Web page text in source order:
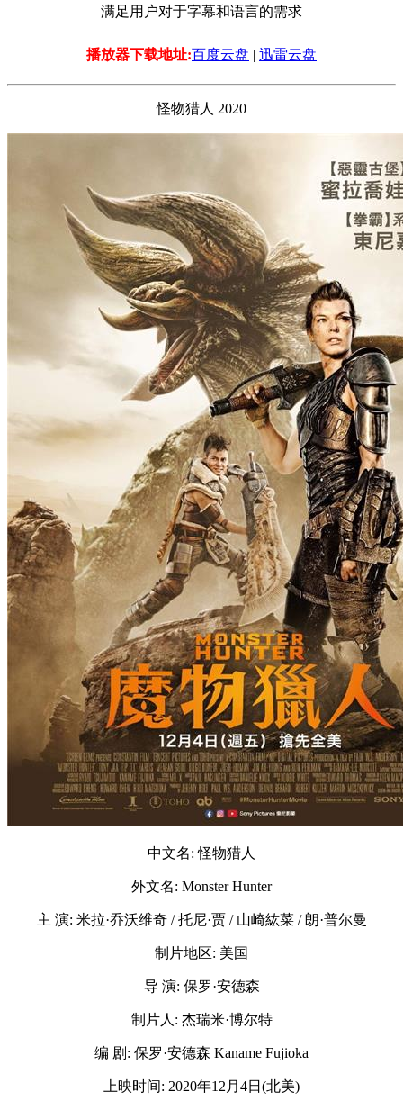
满足用户对于字幕和语言的需求
播放器下载地址:百度云盘 | 迅雷云盘
怪物猎人 2020
中文名: 怪物猎人
外文名: Monster Hunter
主 演: 米拉·乔沃维奇 / 托尼·贾 / 山崎紘菜 / 朗·普尔曼
制片地区: 美国
导 演: 保罗·安德森
制片人: 杰瑞米·博尔特
编 剧: 保罗·安德森 Kaname Fujioka
上映时间: 2020年12月4日(北美)